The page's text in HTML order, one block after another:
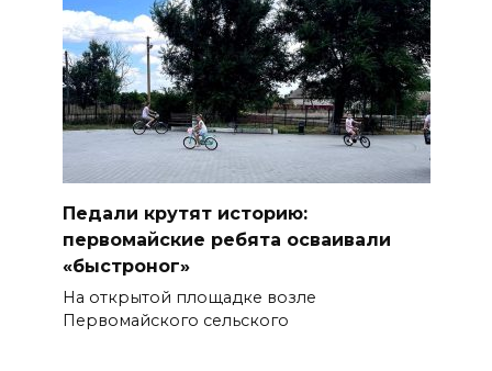
Педали крутят историю:
первомайские ребята осваивали
«быстроног»
На открытой площадке возле
Первомайского сельского